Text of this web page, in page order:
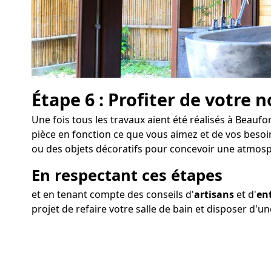
Étape 6 : Profiter de votre
Une fois tous les travaux aient été réalisés à
pièce en fonction ce que vous aimez et de vos
ou des objets décoratifs pour concevoir une
En respectant ces étapes
et en tenant compte des conseils d'artisanset d'
projet de refaire votre salle de bain et disposer